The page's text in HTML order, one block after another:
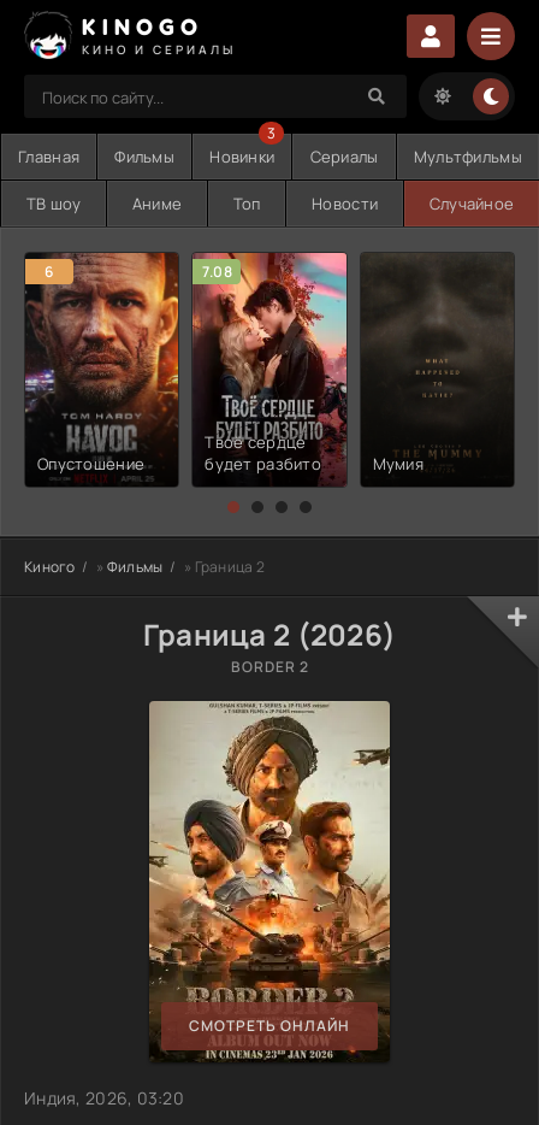
KINOGO
КИНО И СЕРИАЛЫ
Главная Фильмы Новинки
3
Сериалы Мультфильмы
ТВ шоу Аниме Топ Новости Случайное
6
Опустошение
7.08
Твоё сердце
будет разбито
Мумия
Киного » Фильмы » Граница 2
Граница 2 (2026)
BORDER 2
СМОТРЕТЬ ОНЛАЙН
Индия, 2026, 03:20